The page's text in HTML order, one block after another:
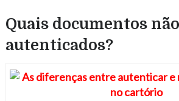
Quais documentos
autenticados?